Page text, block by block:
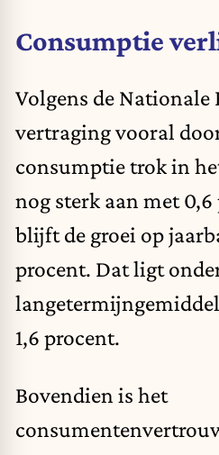
Consumptie
Volgens de Nationale
vertraging vooral
consumptie trok in
nog sterk aan met
blijft de groei op
procent. Dat ligt
1,6 procent.
Bovendien is het